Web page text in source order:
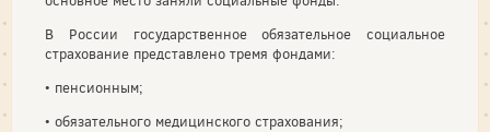
В России государственное обязательное социальное
страхование представлено тремя фондами:
• пенсионным;
• обязательного медицинского страхования;